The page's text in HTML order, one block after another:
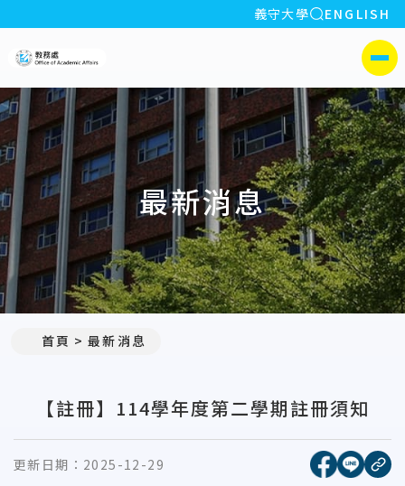
:::
義守大學 全站搜索
ENGLISH
側選單
最新消息
首頁 最新消息
【註冊】114學年度第二學期註冊須知
更新日期： 2025-12-29 [另開新
[另開
複